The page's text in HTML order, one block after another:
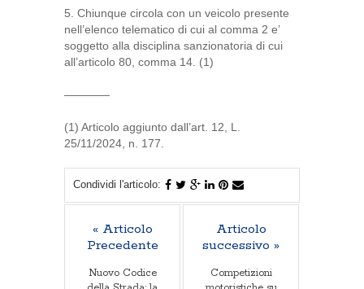
5. Chiunque circola con un veicolo presente
nell’elenco telematico di cui al comma 2 e’
soggetto alla disciplina sanzionatoria di cui
all’articolo 80, comma 14. (1)
————
(1) Articolo aggiunto dall’art. 12, L.
25/11/2024, n. 177.
Condividi l'articolo:
« Articolo
Precedente
Nuovo Codice
Articolo
successivo »
Competizioni